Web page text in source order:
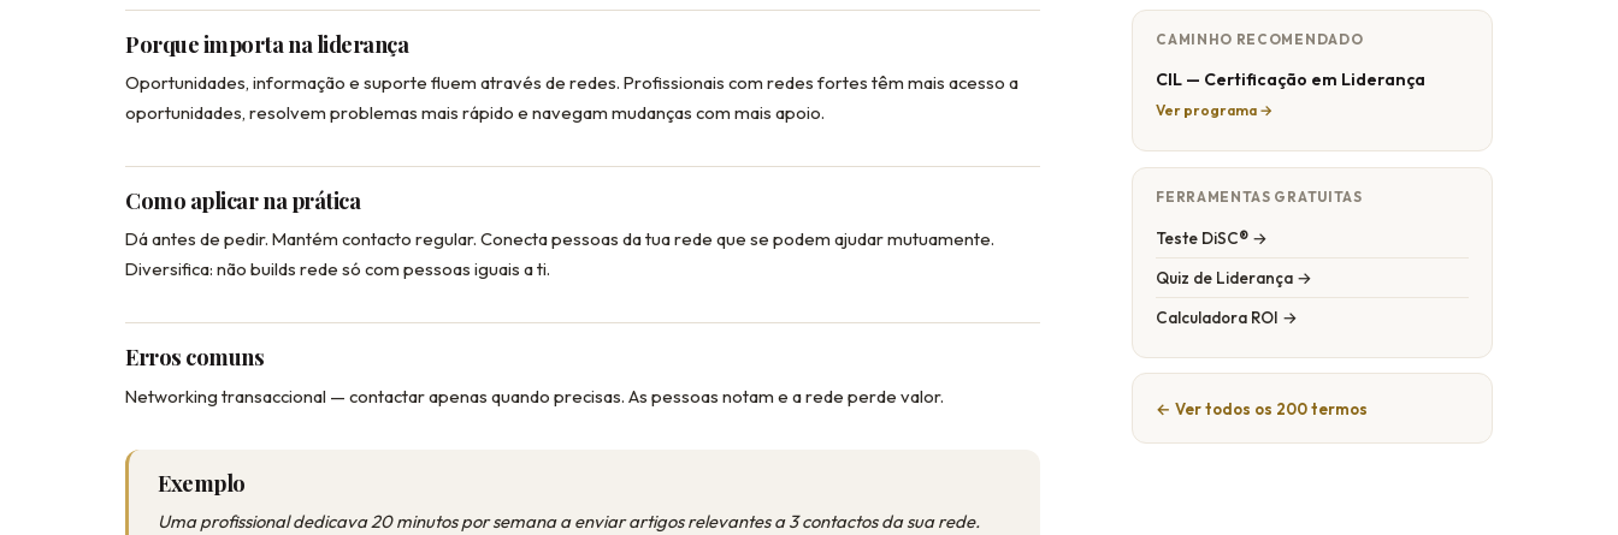
Porque importa na liderança
Oportunidades, informação e suporte fluem através de redes. Profissionais com redes fortes têm mais acesso a
oportunidades, resolvem problemas mais rápido e navegam mudanças com mais apoio.
Como aplicar na prática
Dá antes de pedir. Mantém contacto regular. Conecta pessoas da tua rede que se podem ajudar mutuamente.
Diversifica: não builds rede só com pessoas iguais a ti.
Erros comuns
Networking transaccional — contactar apenas quando precisas. As pessoas notam e a rede perde valor.
Exemplo
Uma profissional dedicava 20 minutos por semana a enviar artigos relevantes a 3 contactos da sua rede.
CAMINHO RECOMENDADO
CIL — Certificação em Liderança
Ver programa →
FERRAMENTAS GRATUITAS
Teste DiSC® →
Quiz de Liderança →
Calculadora ROI →
← Ver todos os 200 termos